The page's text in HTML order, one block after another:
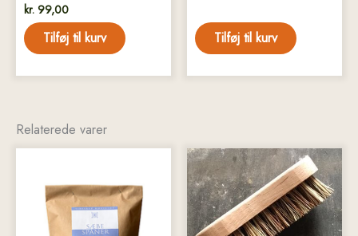
kr. 99,00
Tilføj til kurv Tilføj til kurv
Relaterede varer
flere